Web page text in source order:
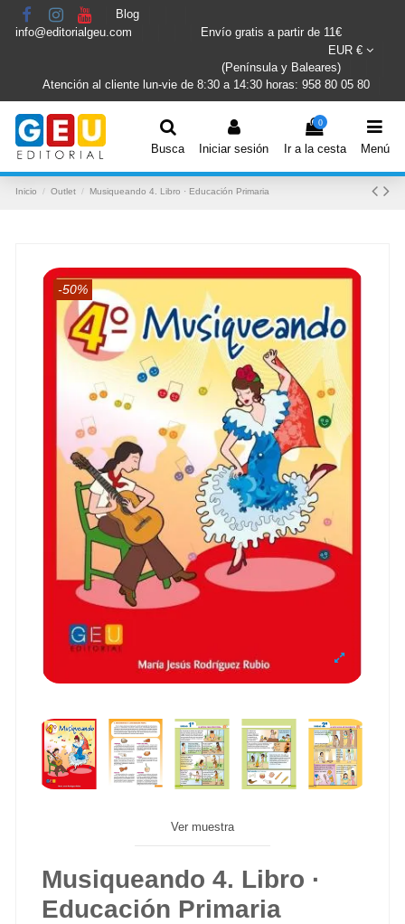
Blog
info@editorialgeu.com
Envío gratis a partir de 11€
EUR €
(Península y Baleares)
Atención al cliente lun-vie de 8:30 a 14:30 horas: 958 80 05 80
Busca Iniciar sesión
0
Ir a la cesta Menú
Inicio Outlet Musiqueando 4. Libro · Educación Primaria
-50%
Ver muestra
Musiqueando 4. Libro ·
Educación Primaria